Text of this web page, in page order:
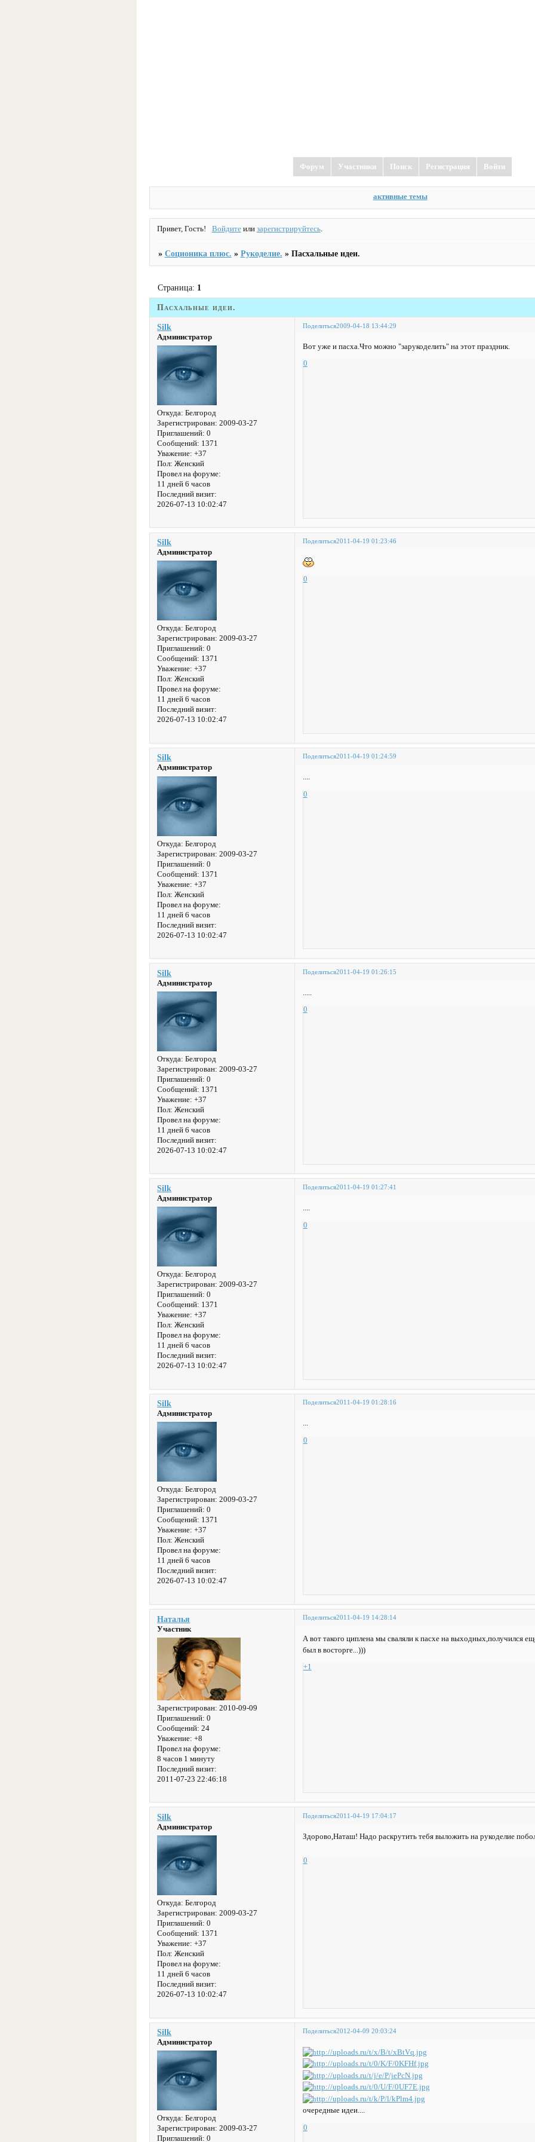
Форум Участники Поиск Регистрация Войти
активные темы
Привет, Гость! Войдитеили зарегистрируйтесь.
» Соционика плюс. » Рукоделие. » Пасхальные идеи.
Пасхальные идеи.
Страница: 1
Поделиться2009-04-18 13:44:29
Silk
Администратор
Откуда: Белгород
Зарегистрирован: 2009-03-27
Приглашений: 0
Сообщений: 1371
Уважение: +37
Пол: Женский
Провел на форуме:
11 дней 6 часов
Последний визит:
2026-07-13 10:02:47
Вот уже и пасха.Что можно "зарукоделить" на этот праздник.
0
Поделиться2011-04-19 01:23:46
Silk
Администратор
Откуда: Белгород
Зарегистрирован: 2009-03-27
Приглашений: 0
Сообщений: 1371
Уважение: +37
Пол: Женский
Провел на форуме:
11 дней 6 часов
Последний визит:
2026-07-13 10:02:47
0
Поделиться2011-04-19 01:24:59
Silk
Администратор
Откуда: Белгород
Зарегистрирован: 2009-03-27
Приглашений: 0
Сообщений: 1371
Уважение: +37
Пол: Женский
Провел на форуме:
11 дней 6 часов
Последний визит:
2026-07-13 10:02:47
....
0
Поделиться2011-04-19 01:26:15
Silk
Администратор
Откуда: Белгород
Зарегистрирован: 2009-03-27
Приглашений: 0
Сообщений: 1371
Уважение: +37
Пол: Женский
Провел на форуме:
11 дней 6 часов
Последний визит:
2026-07-13 10:02:47
0
Поделиться2011-04-19 01:27:41
Silk
Администратор
Откуда: Белгород
Зарегистрирован: 2009-03-27
Приглашений: 0
Сообщений: 1371
Уважение: +37
Пол: Женский
Провел на форуме:
11 дней 6 часов
Последний визит:
2026-07-13 10:02:47
....
0
Поделиться2011-04-19 01:28:16
Silk
Администратор
Откуда: Белгород
Зарегистрирован: 2009-03-27
Приглашений: 0
Сообщений: 1371
Уважение: +37
Пол: Женский
Провел на форуме:
11 дней 6 часов
Последний визит:
2026-07-13 10:02:47
...
0
Поделиться2011-04-19 14:28:14
Наталья
Участник
Зарегистрирован: 2010-09-09
Приглашений: 0
Сообщений: 24
Уважение: +8
Провел на форуме:
8 часов 1 минуту
Последний визит:
2011-07-23 22:46:18
А вот такого циплена мы сваляли к пасхе на выходных,получился
был в восторге...)))
+1
Поделиться2011-04-19 17:04:17
Silk
Администратор
Откуда: Белгород
Зарегистрирован: 2009-03-27
Приглашений: 0
Сообщений: 1371
Уважение: +37
Пол: Женский
Провел на форуме:
11 дней 6 часов
Последний визит:
2026-07-13 10:02:47
Здорово,Наташ! Надо раскрутить тебя выложить на рукоделие
0
Поделиться2012-04-09 20:03:24
Silk
Администратор
Откуда: Белгород
Зарегистрирован: 2009-03-27
Приглашений: 0
очередные идеи....
0